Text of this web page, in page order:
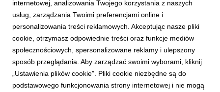
JAGODA KAMCZACKA
Jagoda kamczacka - właściwości
prozdrowotne
Najnowsze wyniki badań dotyczące właściwości jagody
kamczackiej zostały opracowane przez zespół
naukowców z Katedry Technologii Owoców, Warzyw i
Nutraceutyków Roślinnych Uniwersytetu
internetowej, analizowania Twojego korzystania z naszych
usług, zarządzania Twoimi preferencjami online i
personalizowania treści reklamowych. Akceptując nasze pliki
cookie, otrzymasz odpowiednie treści oraz funkcje mediów
społecznościowych, spersonalizowane reklamy i ulepszony
sposób przeglądania. Aby zarządzać swoimi wyborami, kliknij
„Ustawienia plików cookie”. Pliki cookie niezbędne są do
podstawowego funkcjonowania strony internetowej i nie mogą